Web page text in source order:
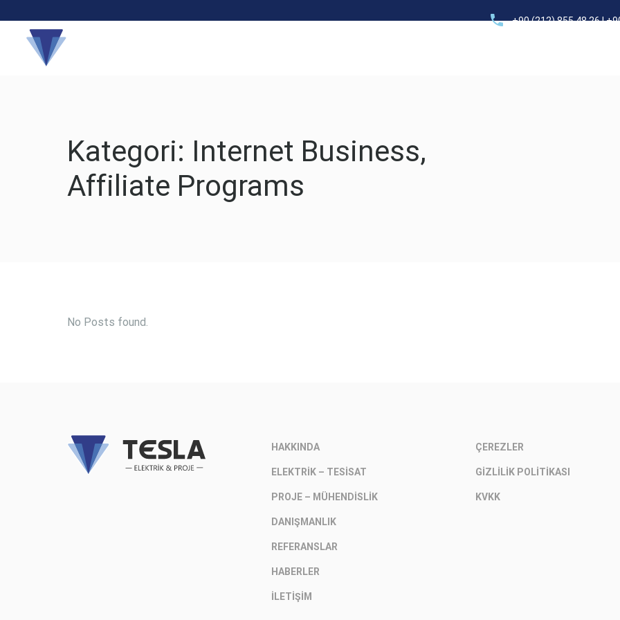
+90 (212) 855 48 26 |
Kategori: Internet Business,
Affiliate Programs
No Posts found.
HAKKINDA
ELEKTRIK – TESISAT
PROJE – MÜHENDISLIK
DANIŞMANLIK
REFERANSLAR
HABERLER
İLETIŞIM
ÇEREZLER
GIZLILIK POLITIKASI
KVKK